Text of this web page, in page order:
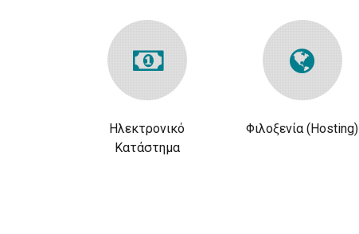
Ηλεκτρονικό
Κατάστημα
Φιλοξενία (Hosting)